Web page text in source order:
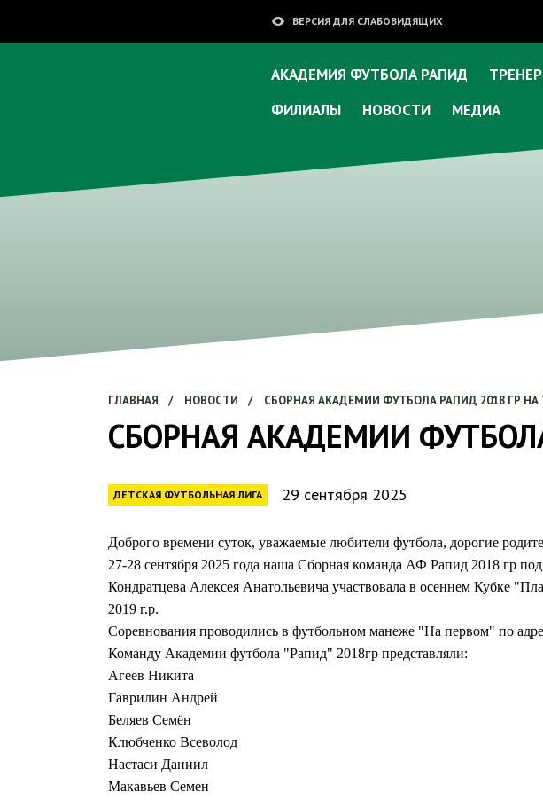
ВЕРСИЯ ДЛЯ СЛАБОВИДЯЩИХ
АКАДЕМИЯ ФУТБОЛА РАПИД
ФИЛИАЛЫ
НОВОСТИ МЕДИА
ГЛАВНАЯ / НОВОСТИ / СБОРНАЯ АКАДЕМИИ ФУТБОЛА РАПИД 2018 ГР НА
СБОРНАЯ АКАДЕМИИ
ДЕТСКАЯ ФУТБОЛЬНАЯ ЛИГА 29 сентября 2025
Доброго времени суток, уважаемые любители футбола, дорогие
27-28 сентября 2025 года наша Сборная команда АФ Рапид 2018 гр под
Кондратцева Алексея Анатольевича участвовала в осеннем Кубке
2019 г.р.
Соревнования проводились в футбольном манеже "На первом" по
Команду Академии футбола "Рапид" 2018гр представляли:
Агеев Никита
Гаврилин Андрей
Беляев Семён
Клюбченко Всеволод
Настаси Даниил
Макавьев Семен